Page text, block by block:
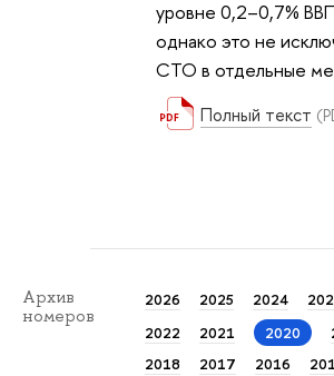
уровне 0,2–0,7%
однако это не
СТО в отдельные
Полный текст
Архив
номеров
2026 2025 2024
2022
2021 2020
2018
2017 2016